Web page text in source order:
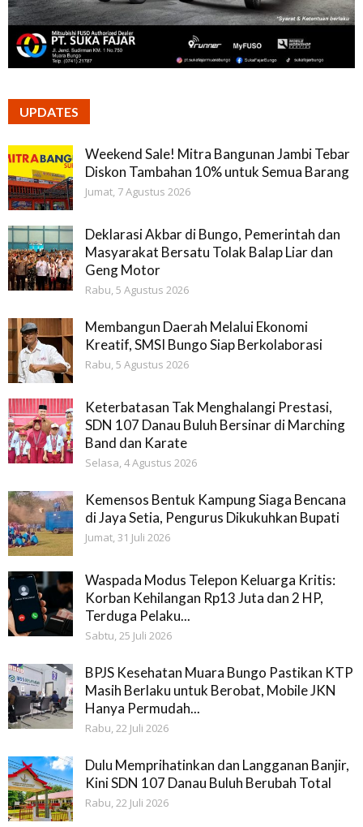
UPDATES
Weekend Sale! Mitra Bangunan Jambi Tebar
Diskon Tambahan 10% untuk Semua Barang
Jumat, 7 Agustus 2026
Deklarasi Akbar di Bungo, Pemerintah dan
Masyarakat Bersatu Tolak Balap Liar dan
Geng Motor
Rabu, 5 Agustus 2026
Membangun Daerah Melalui Ekonomi
Kreatif, SMSI Bungo Siap Berkolaborasi
Rabu, 5 Agustus 2026
Keterbatasan Tak Menghalangi Prestasi,
SDN 107 Danau Buluh Bersinar di Marching
Band dan Karate
Selasa, 4 Agustus 2026
Kemensos Bentuk Kampung Siaga Bencana
di Jaya Setia, Pengurus Dikukuhkan Bupati
Jumat, 31 Juli 2026
Waspada Modus Telepon Keluarga Kritis:
Korban Kehilangan Rp13 Juta dan 2 HP,
Terduga Pelaku...
Sabtu, 25 Juli 2026
BPJS Kesehatan Muara Bungo Pastikan KTP
Masih Berlaku untuk Berobat, Mobile JKN
Hanya Permudah...
Rabu, 22 Juli 2026
Dulu Memprihatinkan dan Langganan Banjir,
Kini SDN 107 Danau Buluh Berubah Total
Rabu, 22 Juli 2026